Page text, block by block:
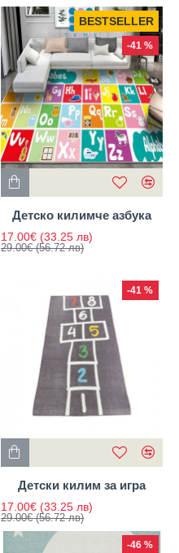
BESTSELLER
-41 %
Детско килимче азбука
17.00€ (33.25 лв)
29.00€(56.72 лв)
-41 %
Детски килим за игра
17.00€ (33.25 лв)
29.00€(56.72 лв)
-46 %